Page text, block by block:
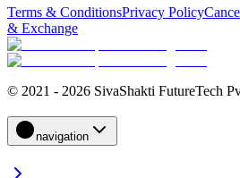
Terms & ConditionsPrivacy Policy
& Exchange
© 2021 - 2026 SivaShakti FutureTech
navigation